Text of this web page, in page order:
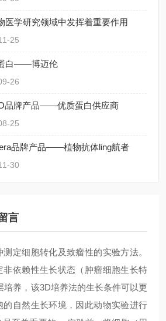
医学研究领域中发挥着重要作用
25
白——博迈伦
26
品牌产品——优质蛋白供应商
25
品牌产品——植物抗体ling航者
30
言
定细胞转化及致瘤性的实验方法。
非依赖性生长状态（肿瘤细胞生长特
培养，该3D培养法的生长条件可以更
的自然生长环境，因此动物实验进行